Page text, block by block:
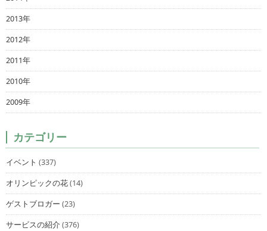
2013年
2012年
2011年
2010年
2009年
カテゴリー
イベント (337)
オリンピックの花(14)
ゲストブロガー (23)
サービスの紹介(376)